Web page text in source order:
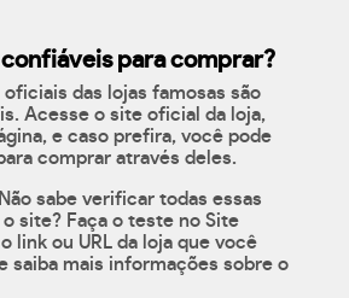
para comprar?
das lojas famosas são
Acesse o site oficial da loja,
e caso prefira, você pode
comprar através deles.
sabe verificar todas essas
site? Faça o teste no Site
link ou URL da loja que você
saiba mais informações sobre o